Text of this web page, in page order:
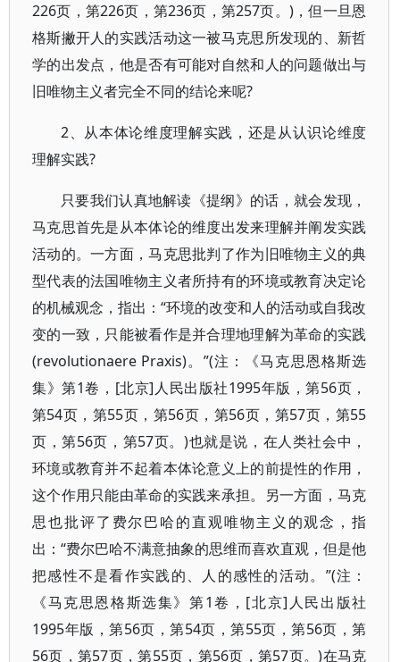
226页，第226页，第236页，第257页。)，但一旦恩
格斯撇开人的实践活动这一被马克思所发现的、新哲
学的出发点，他是否有可能对自然和人的问题做出与
旧唯物主义者完全不同的结论来呢?
2、从本体论维度理解实践，还是从认识论维度
理解实践?
只要我们认真地解读《提纲》的话，就会发现，
马克思首先是从本体论的维度出发来理解并阐发实践
活动的。一方面，马克思批判了作为旧唯物主义的典
型代表的法国唯物主义者所持有的环境或教育决定论
的机械观念，指出：“环境的改变和人的活动或自我改
变的一致，只能被看作是并合理地理解为革命的实践
(revolutionaere Praxis)。”(注：《马克思恩格斯选
集》第1卷，[北京]人民出版社1995年版，第56页，
第54页，第55页，第56页，第56页，第57页，第55
页，第56页，第57页。)也就是说，在人类社会中，
环境或教育并不起着本体论意义上的前提性的作用，
这个作用只能由革命的实践来承担。另一方面，马克
思也批评了费尔巴哈的直观唯物主义的观念，指
出：“费尔巴哈不满意抽象的思维而喜欢直观，但是他
把感性不是看作实践的、人的感性的活动。”(注：
《马克思恩格斯选集》第1卷，[北京]人民出版社
1995年版，第56页，第54页，第55页，第56页，第
56页，第57页，第55页，第56页，第57页。)在马克